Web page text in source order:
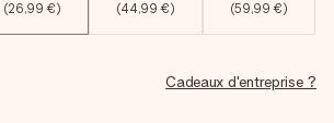
(26,99 €) (44,99 €) (59,99 €)
Cadeaux d'entreprise ?